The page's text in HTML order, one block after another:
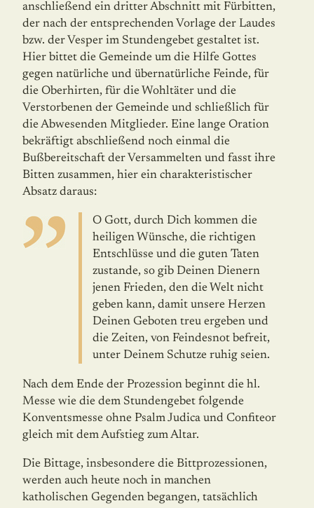
anschließend ein dritter Abschnitt mit Fürbitten,
der nach der entsprechenden Vorlage der Laudes
bzw. der Vesper im Stunden­gebet gestaltet ist.
Hier bittet die Gemeinde um die Hilfe Gottes
gegen natürliche und übernatürliche Feinde, für
die Oberhirten, für die Wohltäter und die
Verstorbenen der Gemeinde und schließlich für
die Abwesenden Mitglieder. Eine lange Oration
bekräftigt abschließend noch einmal die
Bußbereitschaft der Versammelten und fasst ihre
Bitten zusammen, hier ein charakteristischer
Absatz daraus:
O Gott, durch Dich kommen die
heiligen Wünsche, die richtigen
Entschlüsse und die guten Taten
zustande, so gib Deinen Dienern
jenen Frieden, den die Welt nicht
geben kann, damit unsere Herzen
Deinen Geboten treu ergeben und
die Zeiten, von Feindesnot befreit,
unter Deinem Schutze ruhig seien.
Nach dem Ende der Prozession beginnt die hl.
Messe wie die dem Stundengebet folgende
Konventsmesse ohne Psalm Judica und Confiteor
gleich mit dem Aufstieg zum Altar.
Die Bittage, insbesondere die Bittprozessionen,
werden auch heute noch in manchen
katholischen Gegenden begangen, tatsächlich